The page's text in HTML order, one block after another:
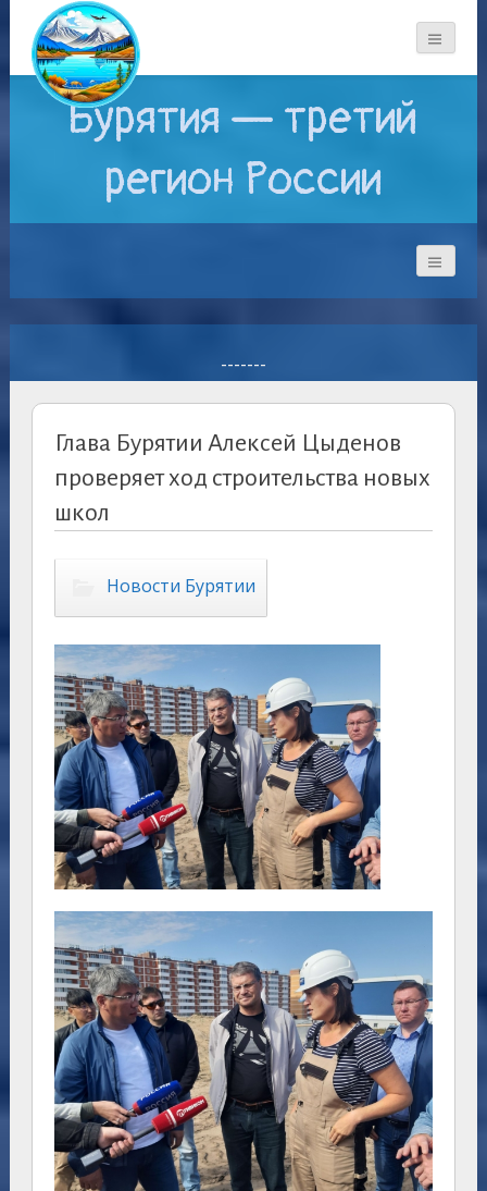
Бурятия — третий
регион России
-------
Глава Бурятии Алексей Цыденов
проверяет ход строительства новых
школ
Новости Бурятии